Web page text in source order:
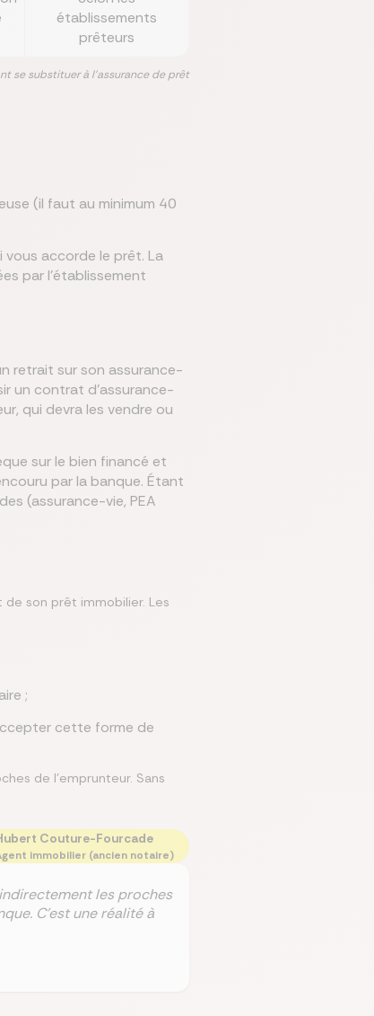
établissements
prêteurs
se substituer à l'assurance de prêt
(il faut au minimum 40
accorde le prêt. La
par l'établissement
retrait sur son assurance-
un contrat d'assurance-
qui devra les vendre ou
sur le bien financé et
par la banque. Étant
(assurance-vie, PEA
son prêt immobilier. Les
;
cette forme de
de l’emprunteur. Sans
Couture-Fourcade
immobilier (ancien notaire)
les proches
C’est une réalité à